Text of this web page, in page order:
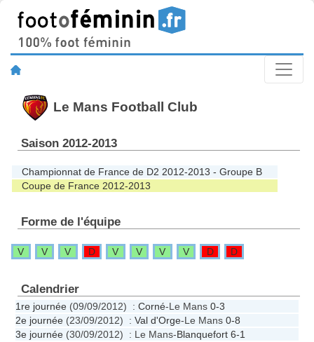
Le Mans Football Club
Saison 2012-2013
Championnat de France de D2 2012-2013 - Groupe B
Coupe de France 2012-2013
Forme de l'équipe
V V V D V V V V D D
Calendrier
1re journée (09/09/2012) : Corné-Le Mans 0-3
2e journée (23/09/2012) : Val d'Orge-Le Mans 0-8
3e journée (30/09/2012) : Le Mans-Blanquefort 6-1